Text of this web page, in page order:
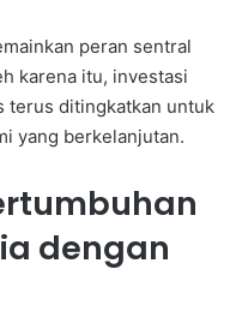
peran sentral
karena itu, investasi
terus ditingkatkan untuk
yang berkelanjutan.
dengan